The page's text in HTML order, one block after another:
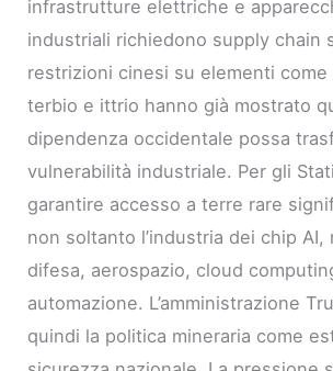
infrastrutture elettriche e
industriali richiedono supply chain
restrizioni cinesi su elementi come
terbio e ittrio hanno già mostrato
dipendenza occidentale possa
vulnerabilità industriale. Per gli
garantire accesso a terre rare
non soltanto l’industria dei chip AI,
difesa, aerospazio, cloud
automazione. L’amministrazione
quindi la politica mineraria come